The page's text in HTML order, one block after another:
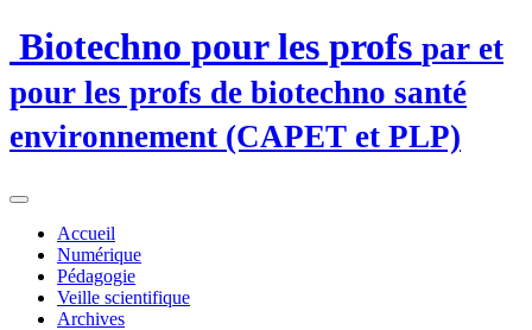
Biotechno pour les profs par et
pour les profs de biotechno santé
environnement (CAPET et PLP)
Accueil
Numérique
Pédagogie
Veille scientifique
Archives